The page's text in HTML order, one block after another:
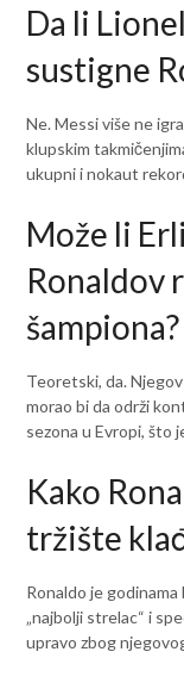
Da li
sustigne
Ne. Messi više ne
klupskim
ukupni i nokaut
Može li
Ronaldov
šampiona?
Teoretski, da.
morao bi da održi
sezona u Evropi, što
Kako
tržište
Ronaldo je godinama
„najbolji strelac“ i
upravo zbog